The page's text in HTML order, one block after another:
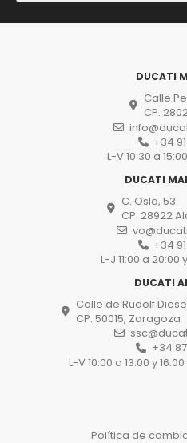
DUCATI
Calle
CP.
+34
L-V 10:30 a
DUCATI
C. Oslo, 53
CP. 28922
+34
L-J 11:00 a 20:00
DUCATI
Calle de Rudolf
CP. 50015, Zaragoza
+34
L-V 10:00 a 13:00 y
Política de